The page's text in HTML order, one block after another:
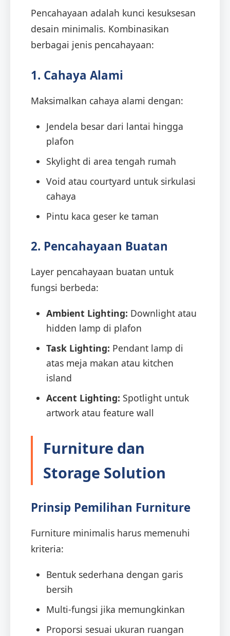
Pencahayaan adalah kunci kesuksesan
desain minimalis. Kombinasikan
berbagai jenis pencahayaan:
1. Cahaya Alami
Maksimalkan cahaya alami dengan:
Jendela besar dari lantai hingga
plafon
Skylight di area tengah rumah
Void atau courtyard untuk sirkulasi
cahaya
Pintu kaca geser ke taman
2. Pencahayaan Buatan
Layer pencahayaan buatan untuk
fungsi berbeda:
Ambient Lighting: Downlight atau
hidden lamp di plafon
Task Lighting: Pendant lamp di
atas meja makan atau kitchen
island
Accent Lighting: Spotlight untuk
artwork atau feature wall
Furniture dan
Storage Solution
Prinsip Pemilihan Furniture
Furniture minimalis harus memenuhi
kriteria:
Bentuk sederhana dengan garis
bersih
Multi-fungsi jika memungkinkan
Proporsi sesuai ukuran ruangan